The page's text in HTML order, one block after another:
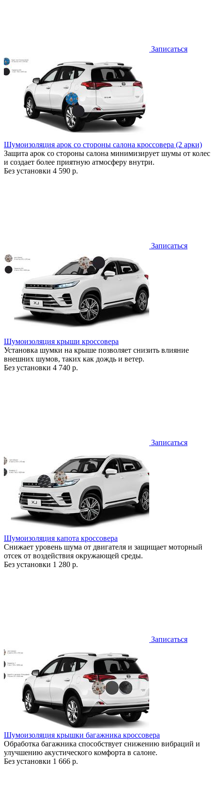
Записаться
Шумоизоляция арок со стороны салона кроссовера (2 арки)
Защита арок со стороны салона минимизирует шумы от колес
и создает более приятную атмосферу внутри.
Без установки 4 590 р.
Записаться
Шумоизоляция крыши кроссовера
Установка шумки на крыше позволяет снизить влияние
внешних шумов, таких как дождь и ветер.
Без установки 4 740 р.
Записаться
Шумоизоляция капота кроссовера
Снижает уровень шума от двигателя и защищает моторный
отсек от воздействия окружающей среды.
Без установки 1 280 р.
Записаться
Шумоизоляция крышки багажника кроссовера
Обработка багажника способствует снижению вибраций и
улучшению акустического комфорта в салоне.
Без установки 1 666 р.